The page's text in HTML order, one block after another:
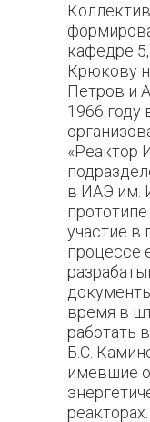
кафедре
Крюкову
Петров и
1966 году
«Реактор
в ИАЭ им.
участие в
процессе
время в
работать
Б.С.
имевшие